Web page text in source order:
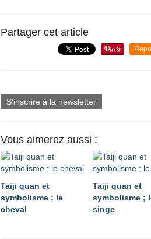
Partager cet article
S'inscrire à la newsletter
Vous aimerez aussi :
Taiji quan et
symbolisme ; le
cheval
Taiji quan et
symbolisme ;
singe